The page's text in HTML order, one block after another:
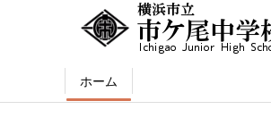
ホーム